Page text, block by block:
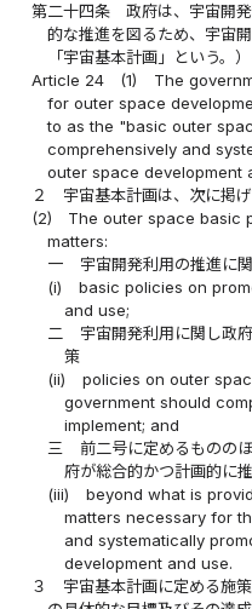
第二十四条
政府は、宇宙開
的な推進を図るため、宇宙
「宇宙基本計画」という。
Article 24
(1)
The
for outer space
to as the "basic outer
comprehensively and
outer space development
２
宇宙基本計画は、次に掲
(2)
The outer space basic
matters:
一
宇宙開発利用の推進に
(i)
basic policies on
and use;
二
宇宙開発利用に関し政
策
(ii)
policies on outer
government should
implement; and
三
前二号に定めるものの
府が総合的かつ計画的に
(iii)
beyond what is
matters necessary for
and systematically
development and use.
３
宇宙基本計画に定める施